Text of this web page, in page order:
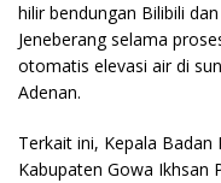
hilir bendungan Bilibili
Jeneberang selama
otomatis elevasi air di
Adenan.
Terkait ini, Kepala Badan
Kabupaten Gowa Ikhsan